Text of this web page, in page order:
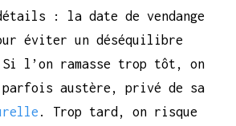
: la date de vendange
éviter un déséquilibre
l’on ramasse trop tôt, on
austère, privé de sa
. Trop tard, on risque